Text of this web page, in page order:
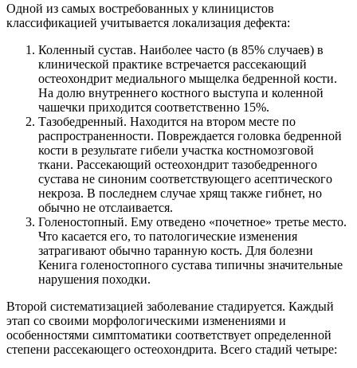
Одной из самых востребованных у клиницистов
классификацией учитывается локализация дефекта:
Коленный сустав. Наиболее часто (в 85% случаев) в
клинической практике встречается рассекающий
остеохондрит медиального мыщелка бедренной кости.
На долю внутреннего костного выступа и коленной
чашечки приходится соответственно 15%.
Тазобедренный. Находится на втором месте по
распространенности. Повреждается головка бедренной
кости в результате гибели участка костномозговой
ткани. Рассекающий остеохондрит тазобедренного
сустава не синоним соответствующего асептического
некроза. В последнем случае хрящ также гибнет, но
обычно не отслаивается.
Голеностопный. Ему отведено «почетное» третье место.
Что касается его, то патологические изменения
затрагивают обычно таранную кость. Для болезни
Кенига голеностопного сустава типичны значительные
нарушения походки.
Второй систематизацией заболевание стадируется. Каждый
этап со своими морфологическими изменениями и
особенностями симптоматики соответствует определенной
степени рассекающего остеохондрита. Всего стадий четыре: